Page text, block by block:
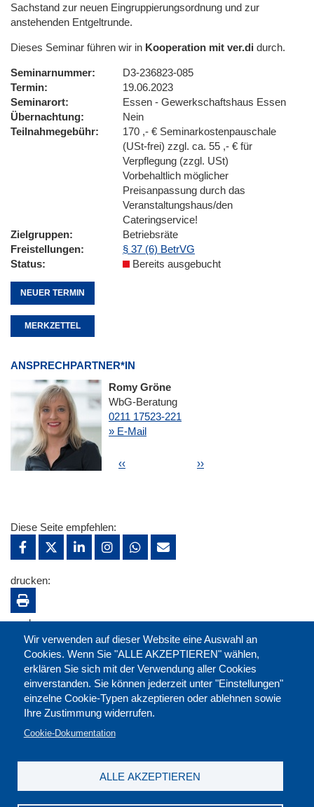
Sachstand zur neuen Eingruppierungsordnung und zur
anstehenden Entgeltrunde.
Dieses Seminar führen wir in Kooperation mit ver.di durch.
Seminarnummer
D3-236823-085
Termin
19.06.2023
Seminarort
Essen - Gewerkschaftshaus Essen
Übernachtung
Nein
Teilnahmegebühr
170 ,- € Seminarkostenpauschale
(USt-frei) zzgl. ca. 55 ,- € für
Verpflegung (zzgl. USt)
Vorbehaltlich möglicher
Preisanpassung durch das
Veranstaltungshaus/den
Cateringservice!
Zielgruppen
Betriebsräte
Freistellungen
§ 37 (6) BetrVG
Status
Bereits ausgebucht
NEUER TERMIN
MERKZETTEL
ANSPRECHPARTNER*IN
Romy Gröne
WbG-Beratung
0211 17523-221
» E-Mail
Seitennummerierung
Vorherige Seite
‹‹ Nächste Seite
››
Wir verwenden auf dieser Website eine Auswahl an
Cookies. Wenn Sie "ALLE AKZEPTIEREN" wählen,
erklären Sie sich mit der Verwendung aller Cookies
einverstanden. Sie können jederzeit unter "Einstellungen"
einzelne Cookie-Typen akzeptieren oder ablehnen sowie
Ihre Zustimmung widerrufen.
Cookie-Dokumentation
ALLE AKZEPTIEREN
Diese Seite empfehlen:
drucken:
merken: